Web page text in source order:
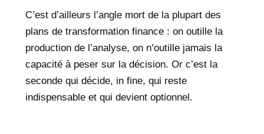
C’est d’ailleurs l’angle mort de la plupart des
plans de transformation finance : on outille la
production de l’analyse, on n’outille jamais la
capacité à peser sur la décision. Or c’est la
seconde qui décide, in fine, qui reste
indispensable et qui devient optionnel.